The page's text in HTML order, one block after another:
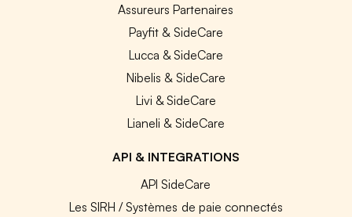
Assureurs Partenaires
Payfit & SideCare
Lucca & SideCare
Nibelis & SideCare
Livi & SideCare
Lianeli & SideCare
API & INTEGRATIONS
API SideCare
Les SIRH / Systèmes de paie connectés